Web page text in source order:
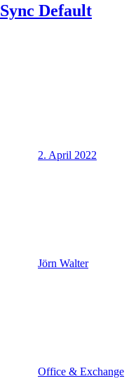
Default
2. April 2022
Jörn Walter
Office & Exchange